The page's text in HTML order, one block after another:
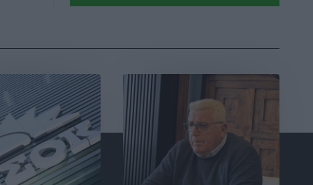
Φοίβος: Η μεγάλη επιστροφή του
Μπρένο Σαλβατιέρα
Αθλητικά πριν 16 ώρες
Κλεάνθης: Έτοιμες οι κάρτες διαρκείας
της νέας σεζόν